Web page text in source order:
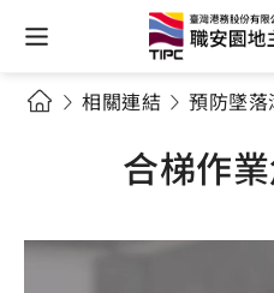
相關連結 預防墜
合梯作